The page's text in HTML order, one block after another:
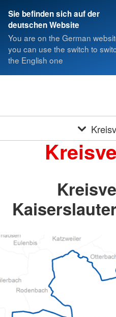
Sie befinden sich auf der
deutschen Website
You are on the German
you can use the switch to
the English one